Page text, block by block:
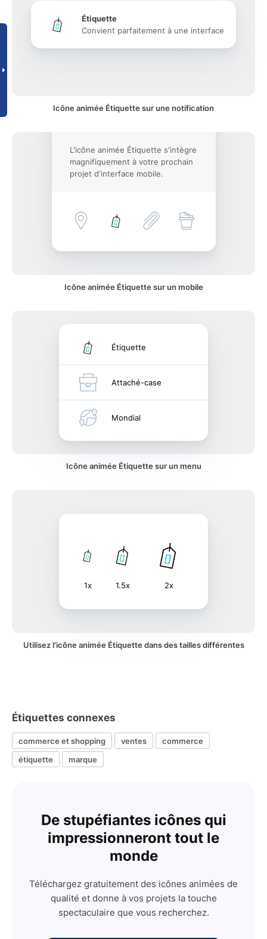
Étiquette
Convient parfaitement à une interface
Icône animée Étiquette sur une notification
L'icône animée Étiquette s'intègre
magnifiquement à votre prochain
projet d'interface mobile.
Icône animée Étiquette sur un mobile
Étiquette
Attaché-case
Mondial
Icône animée Étiquette sur un menu
1x 1.5x 2x
Utilisez l'icône animée Étiquette dans des tailles différentes
Étiquettes connexes
commerce et shopping ventes
commerce
étiquette
marque
De stupéfiantes icônes qui
impressionneront tout le
monde
Téléchargez gratuitement des icônes animées de
qualité et donne à vos projets la touche
spectaculaire que vous recherchez.